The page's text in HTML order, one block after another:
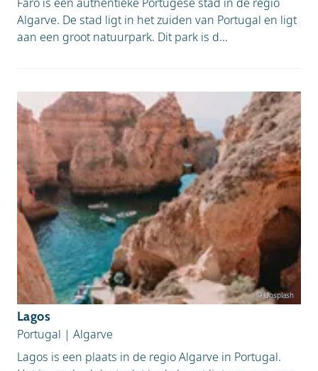
Algarve. De stad ligt in het zuiden van Portugal en ligt
aan een groot natuurpark. Dit park is d...
© Unsplash
Lagos
Portugal | Algarve
Lagos is een plaats in de regio Algarve in Portugal.